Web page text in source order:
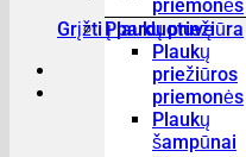
Grįžti į parduotuvę
priemonės
Plaukų priežiūra
Plaukų
priežiūros
priemonės
Plaukų
šampūnai